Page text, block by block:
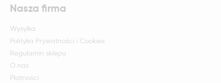
Nasza firma
Wysyłka
Polityka Prywatności i Cookies
Regulamin sklepu
O nas
Płatności